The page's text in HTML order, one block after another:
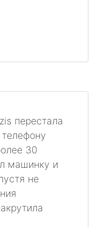
перестала
30
машинку и
не